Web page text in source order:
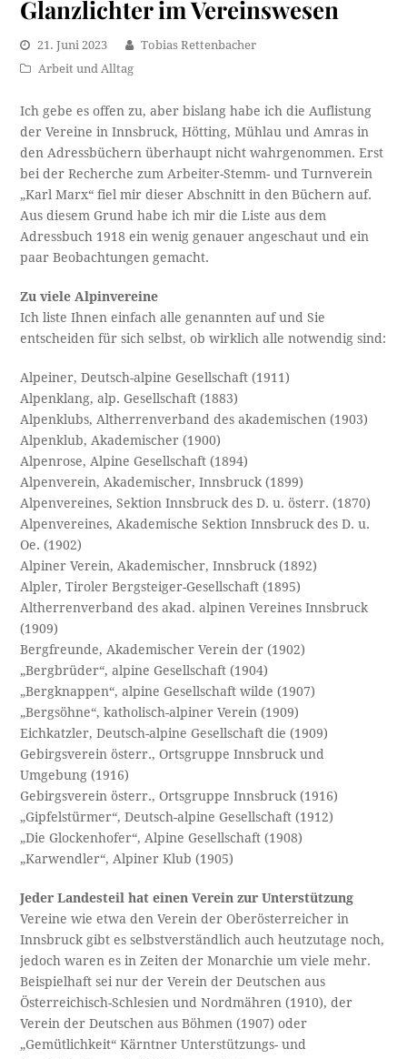
Glanzlichter im Vereinswesen
21. Juni 2023
Tobias Rettenbacher
Arbeit und Alltag
Ich gebe es offen zu, aber bislang habe ich die Auflistung
der Vereine in Innsbruck, Hötting, Mühlau und Amras in
den Adressbüchern überhaupt nicht wahrgenommen. Erst
bei der Recherche zum Arbeiter-Stemm- und Turnverein
„Karl Marx“ fiel mir dieser Abschnitt in den Büchern auf.
Aus diesem Grund habe ich mir die Liste aus dem
Adressbuch 1918 ein wenig genauer angeschaut und ein
paar Beobachtungen gemacht.
Zu viele Alpinvereine
Ich liste Ihnen einfach alle genannten auf und Sie
entscheiden für sich selbst, ob wirklich alle notwendig sind:
Alpeiner, Deutsch-alpine Gesellschaft (1911)
Alpenklang, alp. Gesellschaft (1883)
Alpenklubs, Altherrenverband des akademischen (1903)
Alpenklub, Akademischer (1900)
Alpenrose, Alpine Gesellschaft (1894)
Alpenverein, Akademischer, Innsbruck (1899)
Alpenvereines, Sektion Innsbruck des D. u. österr. (1870)
Alpenvereines, Akademische Sektion Innsbruck des D. u.
Oe. (1902)
Alpiner Verein, Akademischer, Innsbruck (1892)
Alpler, Tiroler Bergsteiger-Gesellschaft (1895)
Altherrenverband des akad. alpinen Vereines Innsbruck
(1909)
Bergfreunde, Akademischer Verein der (1902)
„Bergbrüder“, alpine Gesellschaft (1904)
„Bergknappen“, alpine Gesellschaft wilde (1907)
„Bergsöhne“, katholisch-alpiner Verein (1909)
Eichkatzler, Deutsch-alpine Gesellschaft die (1909)
Gebirgsverein österr., Ortsgruppe Innsbruck und
Umgebung (1916)
Gebirgsverein österr., Ortsgruppe Innsbruck (1916)
„Gipfelstürmer“, Deutsch-alpine Gesellschaft (1912)
„Die Glockenhofer“, Alpine Gesellschaft (1908)
„Karwendler“, Alpiner Klub (1905)
Jeder Landesteil hat einen Verein zur Unterstützung
Vereine wie etwa den Verein der Oberösterreicher in
Innsbruck gibt es selbstverständlich auch heutzutage noch,
jedoch waren es in Zeiten der Monarchie um viele mehr.
Beispielhaft sei nur der Verein der Deutschen aus
Österreichisch-Schlesien und Nordmähren (1910), der
Verein der Deutschen aus Böhmen (1907) oder
„Gemütlichkeit“ Kärntner Unterstützungs- und